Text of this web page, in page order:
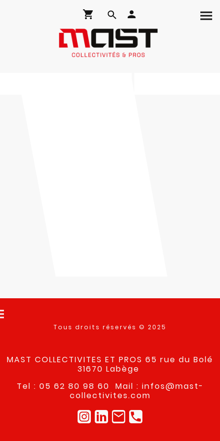
Tous droits réservés © 2025
MAST COLLECTIVITES ET PROS 65 rue du Bolé
31670 Labège
Tel : 05 62 80 98 60 Mail : infos@mast-
collectivites.com